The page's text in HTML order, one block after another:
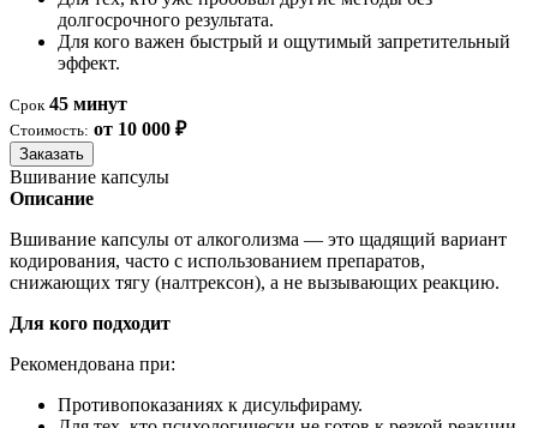
долгосрочного результата.
Для кого важен быстрый и ощутимый запретительный
эффект.
Срок 45 минут
Стоимость: от 10 000 ₽
Заказать
Вшивание капсулы
Описание
Вшивание капсулы от алкоголизма — это щадящий вариант
кодирования, часто с использованием препаратов,
снижающих тягу (налтрексон), а не вызывающих реакцию.
Для кого подходит
Рекомендована при:
Противопоказаниях к дисульфираму.